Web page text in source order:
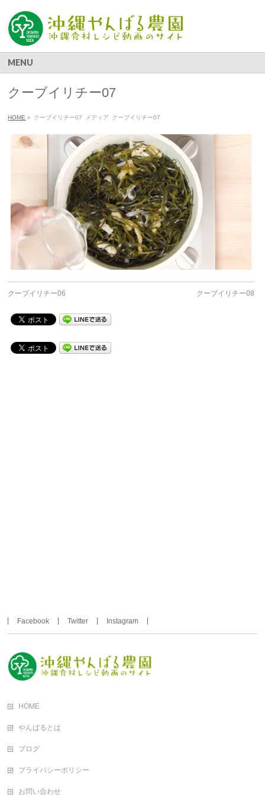
MENU
クーブイリチー07
HOME » クーブイリチー07 メディア クーブイリチー07
クーブイリチー06 クーブイリチー08
Facebook Twitter Instagram
HOME
やんばるとは
ブログ
プライバシーポリシー
お問い合わせ